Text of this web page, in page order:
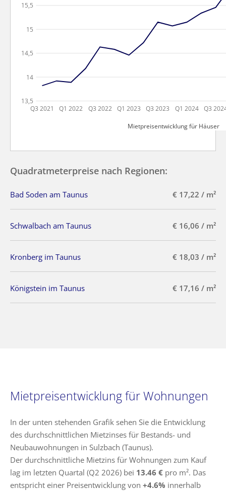
Q3 2021 Q1 2022 Q3 2022 Q1 2023 Q3 2023 Q1 2024 Q3
Mietpreisentwicklung für Häuser
13,5
14
14,5
15
15,5
Quadratmeterpreise nach Regionen:
Bad Soden am Taunus € 17,22 / m²
Schwalbach am Taunus € 16,06 / m²
Kronberg im Taunus € 18,03 / m²
Königstein im Taunus € 17,16 / m²
Mietpreisentwicklung für Wohnungen
In der unten stehenden Grafik sehen Sie die Entwicklung
des durchschnittlichen Mietzinses für Bestands- und
Neubauwohnungen in Sulzbach (Taunus).
Der durchschnittliche Mietzins für Wohnungen zum Kauf
lag im letzten Quartal (Q2 2026) bei 13.46 € pro m². Das
entspricht einer Preisentwicklung von +4.6% innerhalb